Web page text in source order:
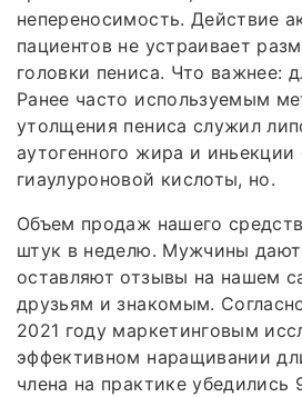
непереносимость. Действие
пациентов не устраивает
головки пениса. Что важнее:
Ранее часто используемым
утолщения пениса служил
аутогенного жира и иньекции
гиаулуроновой кислоты, но.
Объем продаж нашего
штук в неделю. Мужчины дают
оставляют отзывы на нашем
друзьям и знакомым.
2021 году маркетинговым
эффективном наращивании
члена на практике убедились